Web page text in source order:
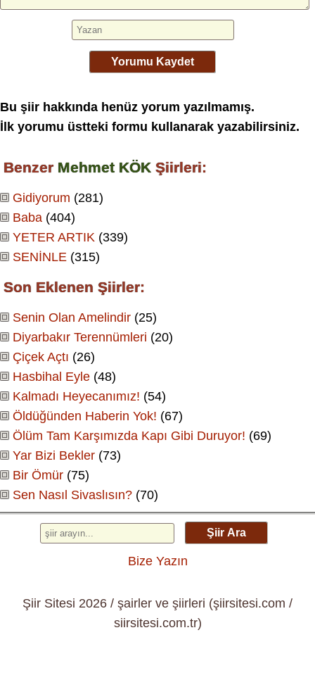
Yorumu Kaydet
Bu şiir hakkında henüz yorum yazılmamış.
İlk yorumu üstteki formu kullanarak yazabilirsiniz.
Benzer Mehmet KÖK Şiirleri:
Gidiyorum (281)
Baba (404)
YETER ARTIK (339)
SENİNLE (315)
Son Eklenen Şiirler:
Senin Olan Amelindir (25)
Diyarbakır Terennümleri (20)
Çiçek Açtı (26)
Hasbihal Eyle (48)
Kalmadı Heyecanımız! (54)
Öldüğünden Haberin Yok! (67)
Ölüm Tam Karşımızda Kapı Gibi Duruyor! (69)
Yar Bizi Bekler (73)
Bir Ömür (75)
Sen Nasıl Sivaslısın? (70)
Şiir Ara
Bize Yazın
Şiir Sitesi 2026 / şairler ve şiirleri (şiirsitesi.com /
siirsitesi.com.tr)